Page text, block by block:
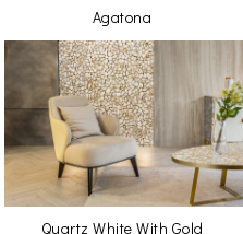
Agatona
Quartz White With Gold